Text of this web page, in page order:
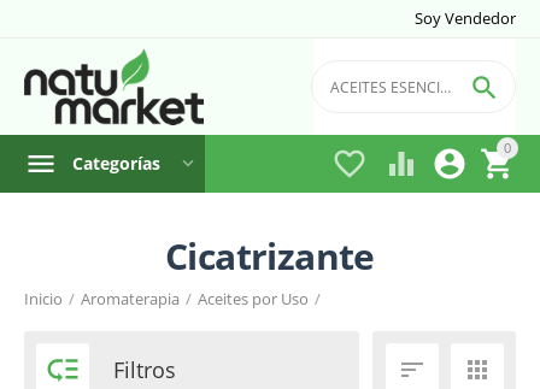
Soy Vendedor
0


 

Categorías
Cicatrizante
Inicio / Aromaterapia / Aceites por Uso /
 Filtros  